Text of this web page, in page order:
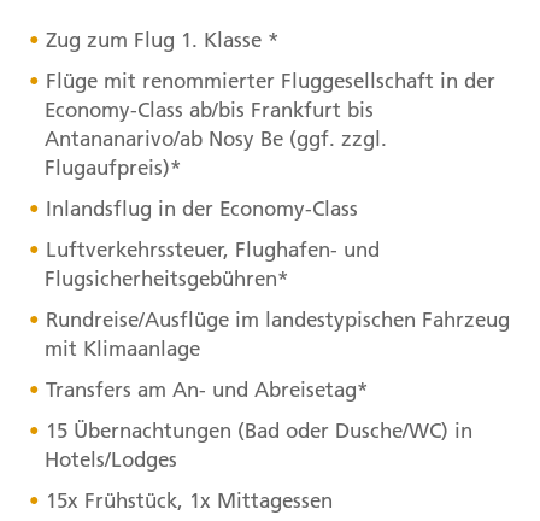
Zug zum Flug 1. Klasse *
Flüge mit renommierter Fluggesellschaft in der
Economy-Class ab/bis Frankfurt bis
Antananarivo/ab Nosy Be (ggf. zzgl.
Flugaufpreis)*
Inlandsflug in der Economy-Class
Luftverkehrssteuer, Flughafen- und
Flugsicherheitsgebühren*
Rundreise/Ausflüge im landestypischen Fahrzeug
mit Klimaanlage
Transfers am An- und Abreisetag*
15 Übernachtungen (Bad oder Dusche/WC) in
Hotels/Lodges
15x Frühstück, 1x Mittagessen